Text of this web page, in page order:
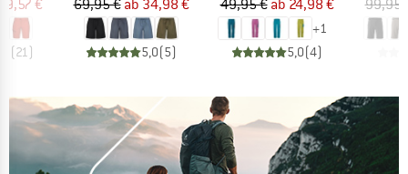
Preis
€
(21)
Preis
69,95 € reduzierter Preis
ab 34,98 €
5,0(5)
Preis
49,95 € reduzierter Preis
ab 24,98 €
+1
5,0(4)
99,95